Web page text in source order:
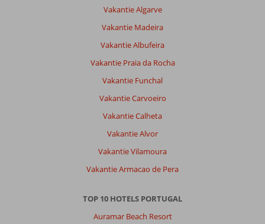
Vakantie Algarve
Vakantie Madeira
Vakantie Albufeira
Vakantie Praia da Rocha
Vakantie Funchal
Vakantie Carvoeiro
Vakantie Calheta
Vakantie Alvor
Vakantie Vilamoura
Vakantie Armacao de Pera
TOP 10 HOTELS PORTUGAL
Auramar Beach Resort